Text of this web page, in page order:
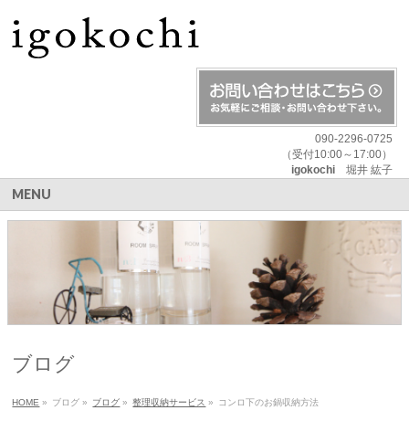
090-2296-0725
（受付10:00～17:00）
igokochi堀井 紘子
MENU
ブログ
HOME » ブログ » ブログ » 整理収納サービス » コンロ下のお鍋収納方法